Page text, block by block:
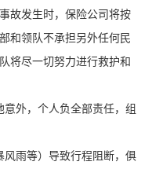
故发生时，保险公司将按
和领队不承担另外任何民
将尽一切努力进行救护和
外，个人负全部责任，组
风雨等）导致行程阻断，俱